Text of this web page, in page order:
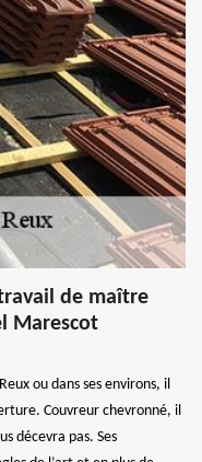
de maître
Marescot
ou dans ses environs, il
Couvreur chevronné, il
décevra pas. Ses